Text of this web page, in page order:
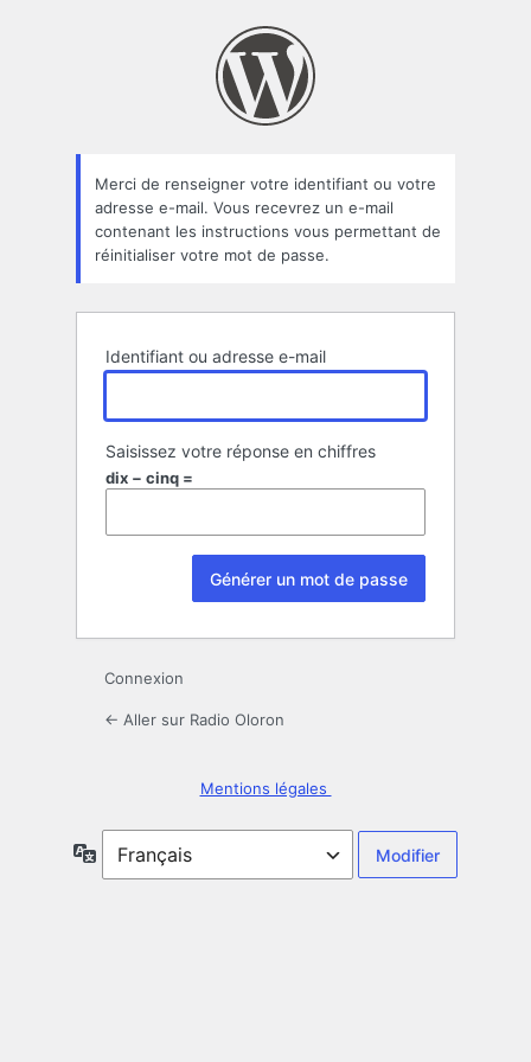
oublié
Merci de renseigner votre identifiant ou votre
adresse e-mail. Vous recevrez un e-mail
contenant les instructions vous permettant de
réinitialiser votre mot de passe.
Identifiant ou adresse e-mail
Saisissez votre réponse en chiffres
dix − cinq =
Connexion
← Aller sur Radio Oloron
Mentions légales
Langue